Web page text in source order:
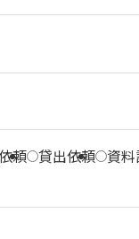
頼 貸出依頼 資